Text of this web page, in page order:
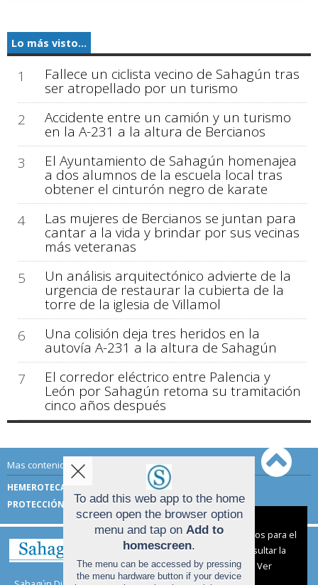
Lo más visto...
1 Fallece un ciclista vecino de Sahagún tras
ser atropellado por un turismo
2
Accidente entre un camión y un turismo
en la A-231 a la altura de Bercianos
3
El Ayuntamiento de Sahagún homenajea
a dos alumnos de la escuela local tras
obtener el cinturón negro de karate
4
Las mujeres de Bercianos se juntan para
cantar a la vida y brindar por sus vecinas
más veteranas
5
Un análisis arquitectónico advierte de la
urgencia de restaurar la cubierta de la
torre de la iglesia de Villamol
6
Una colisión deja tres heridos en la
autovía A-231 a la altura de Sahagún
7
El corredor eléctrico entre Palencia y
León por Sahagún retoma su tramitación
cinco años después
Mas contenido de Sahagún Digital:
HEMEROTECA
TÉRMINOS DE USO
PROTECCIÓN DE DATOSTo add this web app to the home
screen open the browser option
menu and tap on Add to
homescreen.
The menu can be accessed by pressing
the menu hardware button if your device
Aviso sobre el Uso de cookies:
Utilizamos cookies nuestras y de terceros para el
funcionamiento del digital. Puedes consultar la
lista de cookies y como desconectarlas.
Ver
nuestra Política de Privacidad y Cookies